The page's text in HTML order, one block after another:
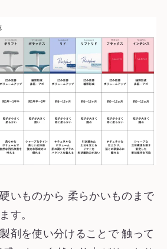
いものから 柔らかいものまで
す。
剤を使い分けることで 触って